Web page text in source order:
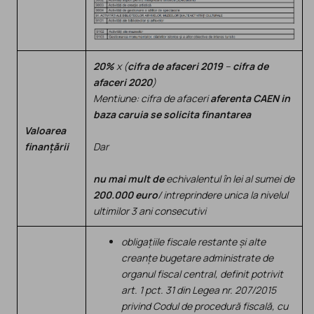
Valoarea
finanțării
20%x (cifra de afaceri 2019– cifra de
afaceri 2020)
Mentiune: cifra de afaceriaferenta CAEN in
baza caruia se solicita finantarea
Dar
nu mai mult deechivalentul în lei al sumei de
200.000 euro/ intreprindere unica la nivelul
ultimilor 3 ani consecutivi
obligațiile fiscale restante și alte
creanțe bugetare administrate de
organul fiscal central, definit potrivit
art. 1 pct. 31 din Legea nr. 207/2015
privind Codul de procedură fiscală, cu